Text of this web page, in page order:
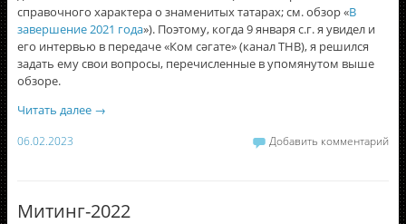
справочного характера о знаменитых татарах; см. обзор «В
завершение 2021 года»). Поэтому, когда 9 января с.г. я увидел и
его интервью в передаче «Ком сәгате» (канал ТНВ), я решился
задать ему свои вопросы, перечисленные в упомянутом выше
обзоре.
Читать далее →
06.02.2023 Добавить комментарий
Митинг-2022